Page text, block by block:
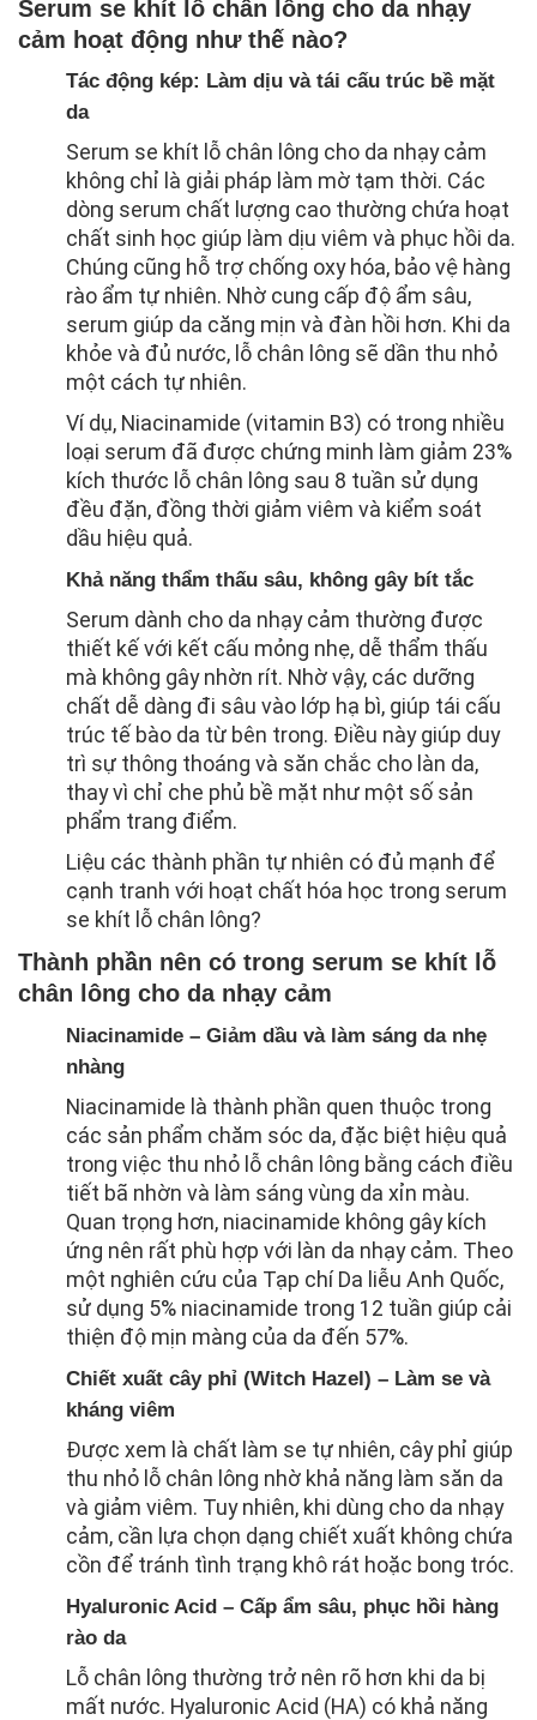
Serum se khít lỗ chân lông cho da nhạy
cảm hoạt động như thế nào?
Tác động kép: Làm dịu và tái cấu trúc bề mặt
da
Serum se khít lỗ chân lông cho da nhạy cảm
không chỉ là giải pháp làm mờ tạm thời. Các
dòng serum chất lượng cao thường chứa hoạt
chất sinh học giúp làm dịu viêm và phục hồi da.
Chúng cũng hỗ trợ chống oxy hóa, bảo vệ hàng
rào ẩm tự nhiên. Nhờ cung cấp độ ẩm sâu,
serum giúp da căng mịn và đàn hồi hơn. Khi da
khỏe và đủ nước, lỗ chân lông sẽ dần thu nhỏ
một cách tự nhiên.
Ví dụ, Niacinamide (vitamin B3) có trong nhiều
loại serum đã được chứng minh làm giảm 23%
kích thước lỗ chân lông sau 8 tuần sử dụng
đều đặn, đồng thời giảm viêm và kiểm soát
dầu hiệu quả.
Khả năng thẩm thấu sâu, không gây bít tắc
Serum dành cho da nhạy cảm thường được
thiết kế với kết cấu mỏng nhẹ, dễ thẩm thấu
mà không gây nhờn rít. Nhờ vậy, các dưỡng
chất dễ dàng đi sâu vào lớp hạ bì, giúp tái cấu
trúc tế bào da từ bên trong. Điều này giúp duy
trì sự thông thoáng và săn chắc cho làn da,
thay vì chỉ che phủ bề mặt như một số sản
phẩm trang điểm.
Liệu các thành phần tự nhiên có đủ mạnh để
cạnh tranh với hoạt chất hóa học trong serum
se khít lỗ chân lông?
Thành phần nên có trong serum se khít lỗ
chân lông cho da nhạy cảm
Niacinamide – Giảm dầu và làm sáng da nhẹ
nhàng
Niacinamide là thành phần quen thuộc trong
các sản phẩm chăm sóc da, đặc biệt hiệu quả
trong việc thu nhỏ lỗ chân lông bằng cách điều
tiết bã nhờn và làm sáng vùng da xỉn màu.
Quan trọng hơn, niacinamide không gây kích
ứng nên rất phù hợp với làn da nhạy cảm. Theo
một nghiên cứu của Tạp chí Da liễu Anh Quốc,
sử dụng 5% niacinamide trong 12 tuần giúp cải
thiện độ mịn màng của da đến 57%.
Chiết xuất cây phỉ (Witch Hazel) – Làm se và
kháng viêm
Được xem là chất làm se tự nhiên, cây phỉ giúp
thu nhỏ lỗ chân lông nhờ khả năng làm săn da
và giảm viêm. Tuy nhiên, khi dùng cho da nhạy
cảm, cần lựa chọn dạng chiết xuất không chứa
cồn để tránh tình trạng khô rát hoặc bong tróc.
Hyaluronic Acid – Cấp ẩm sâu, phục hồi hàng
rào da
Lỗ chân lông thường trở nên rõ hơn khi da bị
mất nước. Hyaluronic Acid (HA) có khả năng